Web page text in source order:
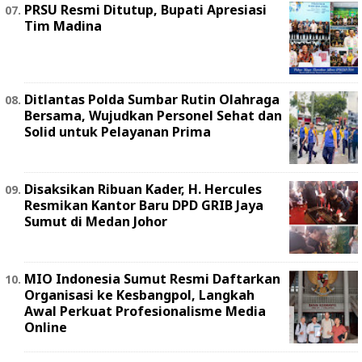
PRSU Resmi Ditutup, Bupati Apresiasi
Tim Madina
Ditlantas Polda Sumbar Rutin Olahraga
Bersama, Wujudkan Personel Sehat dan
Solid untuk Pelayanan Prima
Disaksikan Ribuan Kader, H. Hercules
Resmikan Kantor Baru DPD GRIB Jaya
Sumut di Medan Johor
MIO Indonesia Sumut Resmi Daftarkan
Organisasi ke Kesbangpol, Langkah
Awal Perkuat Profesionalisme Media
Online